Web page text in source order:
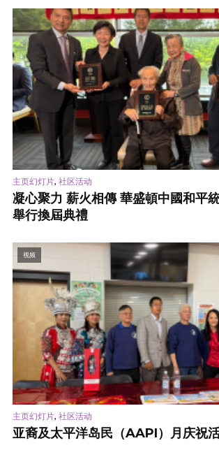
主页幻灯片, 社区活动
凝心聚力 薪火相傳 華盛頓中國和平
舉行換屆典禮
视频
主页幻灯片, 社区活动
亚裔及太平洋岛民（AAPI）月庆祝